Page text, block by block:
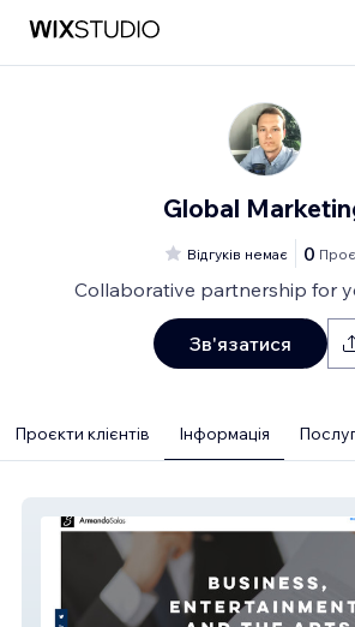
Global
Відгуків немає 0
Collaborative partnership for
Зв'язатися
Проєкти клієнтів Інформація